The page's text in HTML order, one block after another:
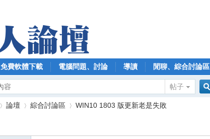
免費軟體下載 電腦問題、討論 導讀 閒聊、綜合討論區
帖子
論壇 綜合討論區 WIN10 1803 版更新老是失敗